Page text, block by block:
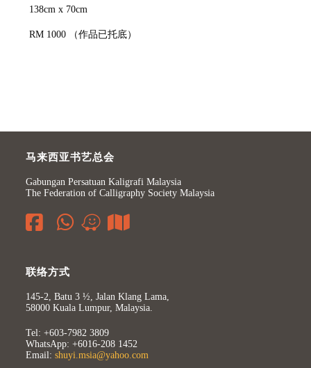
138cm x 70cm
RM 1000 （作品已托底）
马来西亚书艺总会
Gabungan Persatuan Kaligrafi Malaysia
The Federation of Calligraphy Society Malaysia
联络方式
145-2, Batu 3 ½, Jalan Klang Lama,
58000 Kuala Lumpur, Malaysia.
Tel: +603-7982 3809
WhatsApp: +6016-208 1452
Email:shuyi.msia@yahoo.com